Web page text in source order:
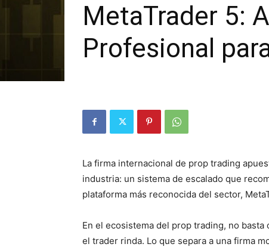
MetaTrader 5:
Profesional
La firma internacional de prop trading
industria: un sistema de escalado que
plataforma más reconocida del sector,
En el ecosistema del prop trading, no
el trader rinda. Lo que separa a una firma